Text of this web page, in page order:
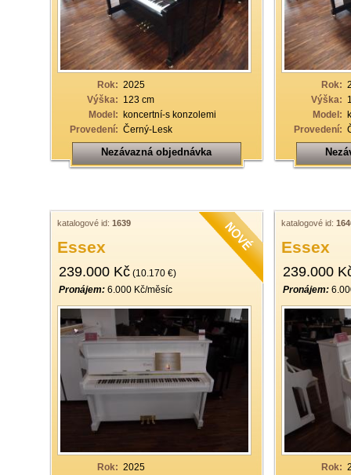
Rok: 2025
Výška: 123 cm
Model: koncertní-s konzolemi
Provedení: Černý-Lesk
Nezávazná objednávka
Rok:
Výška:
Model:
Provedení:
katalogové id: 1639
Essex
239.000 Kč (10.170 €)
Pronájem: 6.000 Kč/měsíc
Rok: 2025
katalogové id:
Essex
239.000
Pronájem:
Rok: